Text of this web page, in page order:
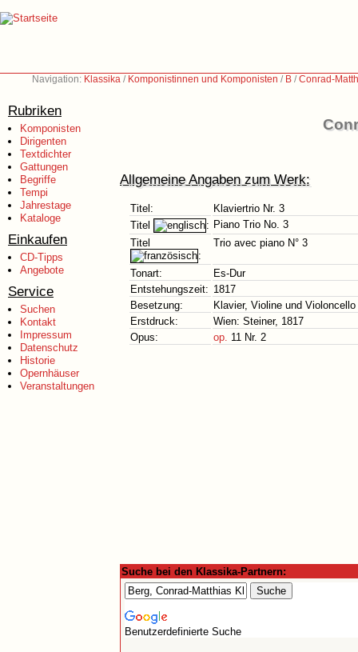
Navigation: Klassika / Komponistinnen und Komponisten / B /Conrad-
Rubriken
Komponisten
Dirigenten
Textdichter
Gattungen
Begriffe
Tempi
Jahrestage
Kataloge
Einkaufen
CD-Tipps
Angebote
Service
Suchen
Kontakt
Impressum
Datenschutz
Historie
Opernhäuser
Veranstaltungen
Allgemeine Angaben zum Werk:
Titel:
Klaviertrio Nr. 3
Titel
: Piano Trio No. 3
Titel
:
Trio avec piano N° 3
Tonart:
Es-Dur
Entstehungszeit: 1817
Besetzung:
Klavier, Violine und Violoncello
Erstdruck:
Wien: Steiner, 1817
Opus:
op. 11 Nr. 2
Suche bei den Klassika-Partnern:
Benutzerdefinierte Suche